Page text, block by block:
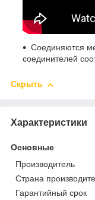
Соединяются
соединителей
Скрыть
Характеристики
Основные
Производитель
Страна
Гарантийный срок